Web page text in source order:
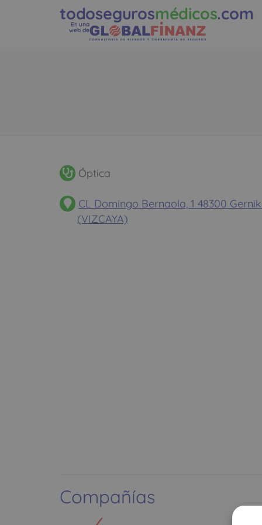
todosegurosmédicos.com
Es una
web de
Óptica
CL Domingo Bernaola, 1 48300
(VIZCAYA)
Compañías